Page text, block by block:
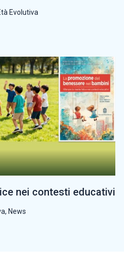
Evolutiva
nei contesti educativi
, News